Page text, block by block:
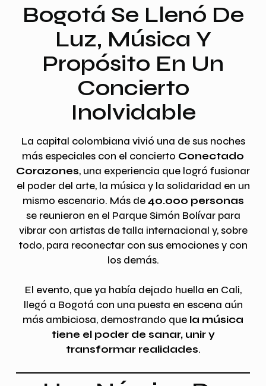
Bogotá Se Llenó De
Luz, Música Y
Propósito En Un
Concierto
Inolvidable
La capital colombiana vivió una de sus noches
más especiales con el concierto Conectado
Corazones, una experiencia que logró fusionar
el poder del arte, la música y la solidaridad en un
mismo escenario. Más de40.000 personas
se reunieron en el Parque Simón Bolívar para
vibrar con artistas de talla internacional y, sobre
todo, para reconectar con sus emociones y con
los demás.
El evento, que ya había dejado huella en Cali,
llegó a Bogotá con una puesta en escena aún
más ambiciosa, demostrando que la música
tiene el poder de sanar, unir y
transformar realidades.